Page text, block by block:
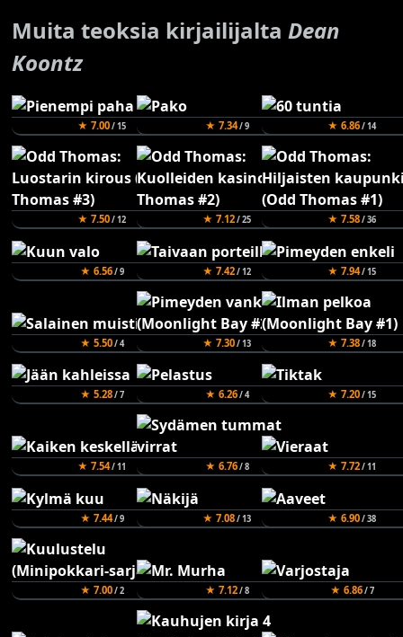
Muita teoksia kirjailijaltaDean
Koontz
★ 7.00/ 15 ★ 7.34/ 9 ★ 6.86/ 14
★ 7.50/ 12 ★ 7.12/ 25 ★ 7.58/ 36
★ 6.56/ 9 ★ 7.42/ 12 ★ 7.94/ 15
★ 5.50/ 4 ★ 7.30/ 13 ★ 7.38/ 18
★ 5.28/ 7 ★ 6.26/ 4 ★ 7.20/ 15
★ 7.54/ 11 ★ 6.76/ 8 ★ 7.72/ 11
★ 7.44/ 9 ★ 7.08/ 13 ★ 6.90/ 38
★ 7.00/ 2 ★ 7.12/ 8 ★ 6.86/ 7